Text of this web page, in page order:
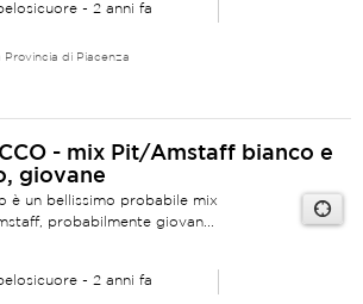
- 2 anni fa
Provincia di Piacenza
- mix Pit/Amstaff bianco e
giovane
è un bellissimo probabile mix
probabilmente giovan...
- 2 anni fa